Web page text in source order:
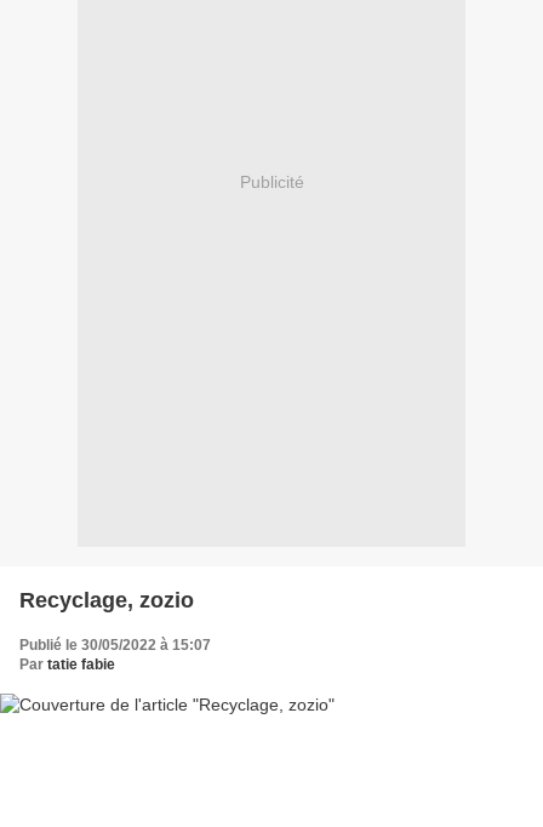
Publicité
Recyclage, zozio
Publié le 30/05/2022 à 15:07
Par tatie fabie